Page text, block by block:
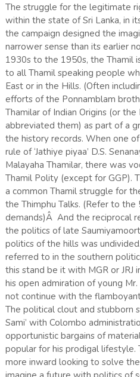
The struggle for the legitimate
within the state of Sri Lanka, in
the campaign designed the
narrower sense than its earlier
1930s to the 1950s, the Thamil
to all Thamil speaking people
East or in the Hills. (Often
efforts of the Ponnamblam
Thamilar of Indian Origins (or the
abbreviated them) as part of a
the history records. When one
rule of ‘Jathiye piyaa’ D.S.
Malayaha Thamilar, there was
Thamil Polity (except for GGP).
a common Thamil struggle for
the Thimphu Talks. (Refer to the
demands)Â And the reciprocal
the politics of late
politics of the hills was
referred to in the southern
this stand be it with MGR or JRJ
his open admiration of young
not continue with the
The political clout and stubborn
Sami’ with Colombo
opportunistic bargains of
popular for his prodigal lifestyle.
more inward looking to solve